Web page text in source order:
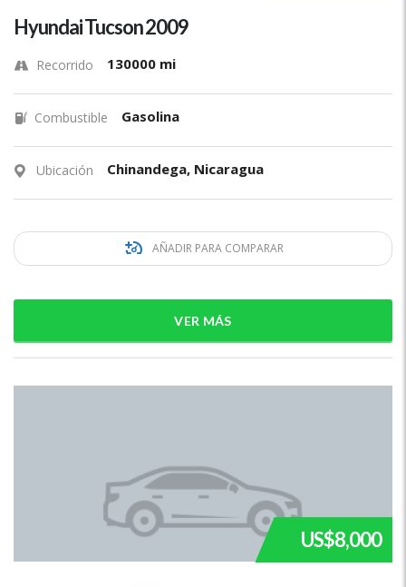
Hyundai Tucson 2009
Recorrido 130000 mi
Combustible Gasolina
Ubicación Chinandega, Nicaragua
AÑADIR PARA COMPARAR
VER MÁS
US$8,000